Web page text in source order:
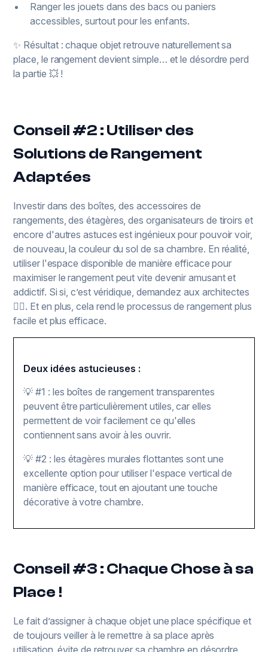
Ranger les jouets dans des bacs ou paniers
accessibles, surtout pour les enfants.
✨ Résultat : chaque objet retrouve naturellement sa
place, le rangement devient simple… et le désordre perd
la partie 💥 !
Conseil #2 : Utiliser des
Solutions de Rangement
Adaptées
Investir dans des boîtes, des accessoires de
rangements, des étagères, des organisateurs de tiroirs et
encore d'autres astuces est ingénieux pour pouvoir voir,
de nouveau, la couleur du sol de sa chambre. En réalité,
utiliser l'espace disponible de manière efficace pour
maximiser le rangement peut vite devenir amusant et
addictif. Si si, c’est véridique, demandez aux architectes
☝🏽. Et en plus, cela rend le processus de rangement plus
facile et plus efficace.
Deux idées astucieuses :
💡 #1 : les boîtes de rangement transparentes
peuvent être particulièrement utiles, car elles
permettent de voir facilement ce qu'elles
contiennent sans avoir à les ouvrir.
💡 #2 : les étagères murales flottantes sont une
excellente option pour utiliser l'espace vertical de
manière efficace, tout en ajoutant une touche
décorative à votre chambre.
Conseil #3 : Chaque Chose à sa
Place !
Le fait d’assigner à chaque objet une place spécifique et
de toujours veiller à le remettre à sa place après